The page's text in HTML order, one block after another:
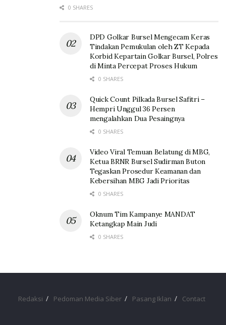
0 SHARES
DPD Golkar Bursel Mengecam Keras
Tindakan Pemukulan oleh ZT Kepada
Korbid Kepartain Golkar Bursel, Polres
di Minta Percepat Proses Hukum
0 SHARES
Quick Count Pilkada Bursel Safitri –
Hempri Unggul 36 Persen
mengalahkan Dua Pesaingnya
0 SHARES
Video Viral Temuan Belatung di MBG,
Ketua BRNR Bursel Sudirman Buton
Tegaskan Prosedur Keamanan dan
Kebersihan MBG Jadi Prioritas
0 SHARES
Oknum Tim Kampanye MANDAT
Ketangkap Main Judi
0 SHARES
Redaksi Pedoman Media Siber Pasang Iklan Contact